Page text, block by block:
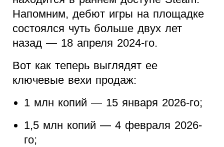
Напомним, дебют игры на площадке
состоялся чуть больше двух лет
назад — 18 апреля 2024-го.
Вот как теперь выглядят ее
ключевые вехи продаж:
1 млн копий — 15 января 2026-го;
1,5 млн копий — 4 февраля 2026-
го;